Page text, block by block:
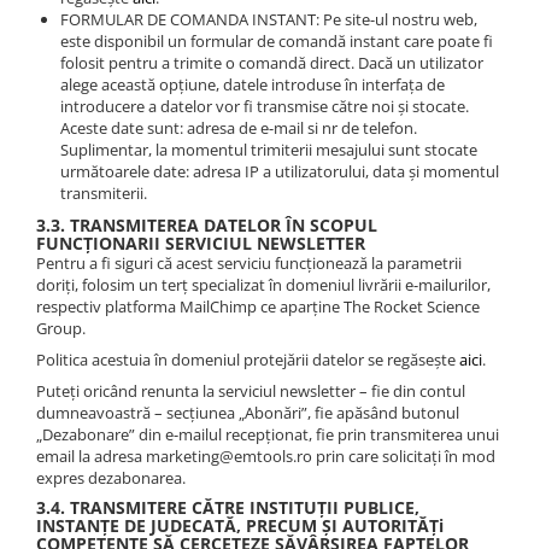
FORMULAR DE COMANDA INSTANT: Pe site-ul nostru web,
este disponibil un formular de comandă instant care poate fi
folosit pentru a trimite o comandă direct. Dacă un utilizator
alege această opțiune, datele introduse în interfața de
introducere a datelor vor fi transmise către noi și stocate.
Aceste date sunt: adresa de e-mail si nr de telefon.
Suplimentar, la momentul trimiterii mesajului sunt stocate
următoarele date: adresa IP a utilizatorului, data și momentul
transmiterii.
3.3. TRANSMITEREA DATELOR ÎN SCOPUL
FUNCȚIONARII SERVICIUL NEWSLETTER
Pentru a fi siguri că acest serviciu funcționează la parametrii
doriți, folosim un terț specializat în domeniul livrării e-mailurilor,
respectiv platforma MailChimp ce aparține The Rocket Science
Group.
Politica acestuia în domeniul protejării datelor se regăseșteaici.
Puteți oricând renunta la serviciul newsletter – fie din contul
dumneavoastră – secțiunea „Abonări”, fie apăsând butonul
„Dezabonare” din e-mailul recepționat, fie prin transmiterea unui
email la adresa marketing@emtools.ro prin care solicitați în mod
expres dezabonarea.
3.4. TRANSMITERE CĂTRE INSTITUȚII PUBLICE,
INSTANȚE DE JUDECATĂ, PRECUM ȘI AUTORITĂȚi
COMPETENTE SĂ CERCETEZE SĂVÂRȘIREA FAPTELOR